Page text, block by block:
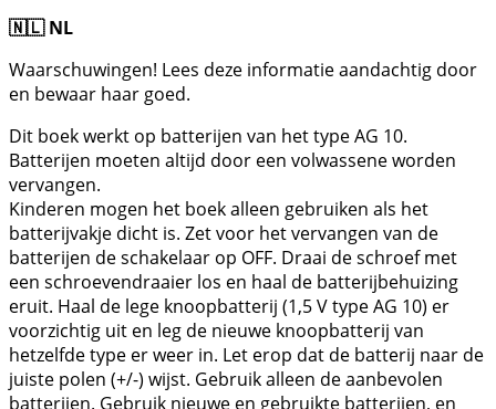
🇳🇱 NL
Waarschuwingen! Lees deze informatie aandachtig door
en bewaar haar goed.
Dit boek werkt op batterijen van het type AG 10.
Batterijen moeten altijd door een volwassene worden
vervangen.
Kinderen mogen het boek alleen gebruiken als het
batterijvakje dicht is. Zet voor het vervangen van de
batterijen de schakelaar op OFF. Draai de schroef met
een schroevendraaier los en haal de batterijbehuizing
eruit. Haal de lege knoopbatterij (1,5 V type AG 10) er
voorzichtig uit en leg de nieuwe knoopbatterij van
hetzelfde type er weer in. Let erop dat de batterij naar de
juiste polen (+/-) wijst. Gebruik alleen de aanbevolen
batterijen. Gebruik nieuwe en gebruikte batterijen, en